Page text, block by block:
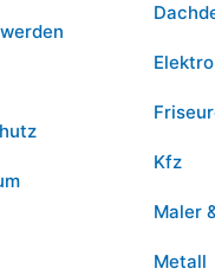
Elektro
Kfz
Maler
Metall